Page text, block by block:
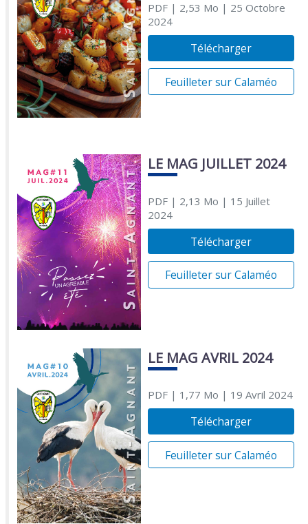
PDF| 2,53 Mo | 25 Octobre
2024
Télécharger
Feuilleter sur Calaméo
LE MAG JUILLET 2024
PDF| 2,13 Mo | 15 Juillet
2024
Télécharger
Feuilleter sur Calaméo
LE MAG AVRIL 2024
PDF| 1,77 Mo | 19 Avril 2024
Télécharger
Feuilleter sur Calaméo